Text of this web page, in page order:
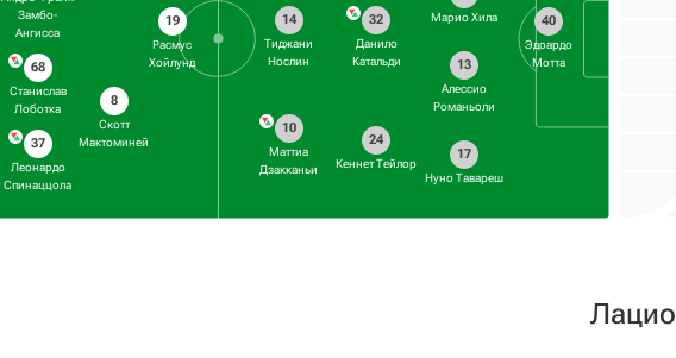
Замбо-
Ангисса
68
Станислав
Лоботка
37
Леонардо
Спинаццола
8
Скотт
Мактоминей
19
Расмус
Хойлунд
40
Эдоардо
Мотта
Марио Хила
13
Алессио
Романьоли
17
Нуно Тавареш
32
Данило
Катальди
24
Кеннет Тейлор
14
Тиджани
Нослин
10
Маттиа
Дзакканьи
Лацио